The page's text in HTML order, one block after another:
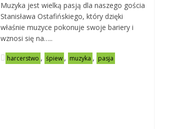
Muzyka jest wielką pasją dla naszego gościa
Stanisława Ostafińskiego, który dzięki
właśnie muzyce pokonuje swoje bariery i
wznosi się na…..
harcerstwo , śpiew , muzyka , pasja